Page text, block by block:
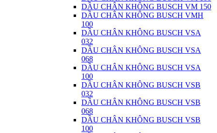
DẦU CHÂN KHÔNG BUSCH VM 150
DẦU CHÂN KHÔNG BUSCH VMH
100
DẦU CHÂN KHÔNG BUSCH VSA
032
DẦU CHÂN KHÔNG BUSCH VSA
068
DẦU CHÂN KHÔNG BUSCH VSA
100
DẦU CHÂN KHÔNG BUSCH VSB
032
DẦU CHÂN KHÔNG BUSCH VSB
068
DẦU CHÂN KHÔNG BUSCH VSB
100